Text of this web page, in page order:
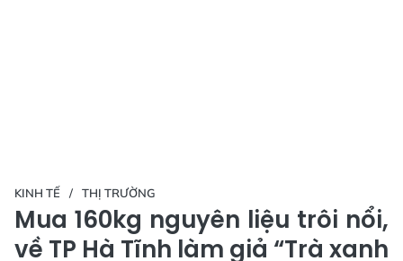
KINH TẾ THỊ TRƯỜNG
Mua 160kg nguyên liệu trôi nổi,
về TP Hà Tĩnh làm giả “Trà xanh